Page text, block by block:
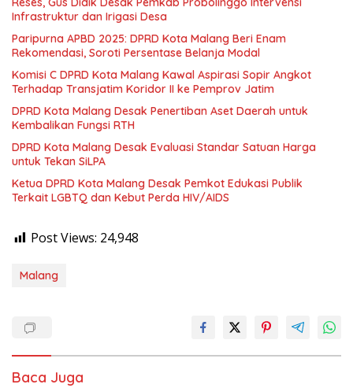
Infrastruktur dan Irigasi Desa
Paripurna APBD 2025: DPRD Kota Malang Beri Enam
Rekomendasi, Soroti Persentase Belanja Modal
Komisi C DPRD Kota Malang Kawal Aspirasi Sopir Angkot
Terhadap Transjatim Koridor II ke Pemprov Jatim
DPRD Kota Malang Desak Penertiban Aset Daerah untuk
Kembalikan Fungsi RTH
DPRD Kota Malang Desak Evaluasi Standar Satuan Harga
untuk Tekan SiLPA
Ketua DPRD Kota Malang Desak Pemkot Edukasi Publik
Terkait LGBTQ dan Kebut Perda HIV/AIDS
Post Views: 24,948
Malang
Baca Juga